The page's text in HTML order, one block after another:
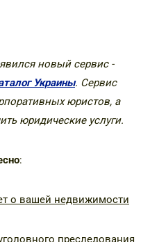
новый сервис -
Украины. Сервис
юристов, а
юридические услуги.
:
о вашей недвижимости
преследования